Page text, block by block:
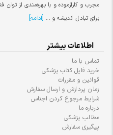
مجرب و کارآزموده و با بهره‌مندی از
برای تبادل اندیشه و ... [ادامه]
اطلاعات بیشتر
تماس با ما
خرید فایل کتاب پزشکی
قوانین و مقررات
زمان پردازش و ارسال سفارش
شرایط مرجوع کردن اجناس
درباره ما
مطالب پزشکی
پیگیری سفارش